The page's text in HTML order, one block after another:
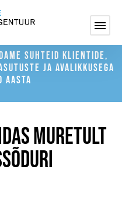
SUHTEID KLIENTIDE,
JA AVALIKKUSEGA
AASTA
MURETULT